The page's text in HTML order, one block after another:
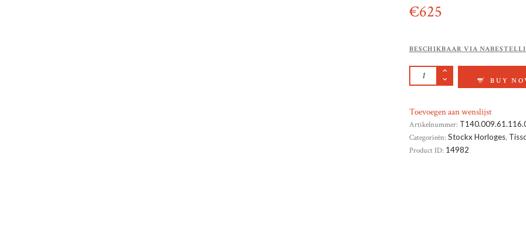
€625
BESCHIKBAAR VIA
TISSOT LOVELY
BUY
Toevoegen aan wenslijst
Artikelnummer:
Categorieën: Stockx Horloges,
Product ID: 14982